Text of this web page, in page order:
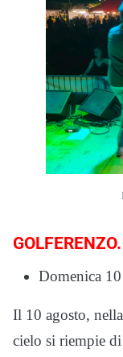
Domenica
Il 10 agosto,
cielo si riempie